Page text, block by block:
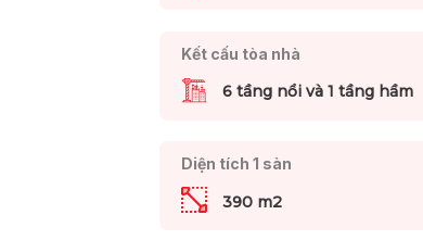
Kết cấu tòa nhà
6 tầng nổi và 1 tầng hầm
Diện tích 1 sàn
390 m2